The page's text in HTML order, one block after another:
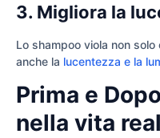
3. Migliora la
Lo shampoo viola non
anche la lucentezza e la
Prima e
nella vita